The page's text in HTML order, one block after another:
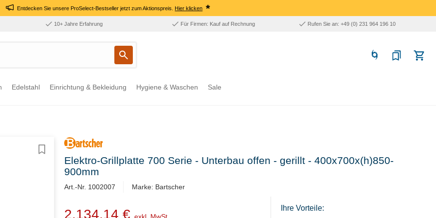
Entdecken Sie unsere ProSelect-Bestseller jetzt zum Aktionspreis.Hier klicken *
10+ Jahre Erfahrung Für Firmen: Kauf auf Rechnung Rufen Sie an: +49 (0) 231 964 196 10
Edelstahl Einrichtung & Bekleidung Hygiene & Waschen Sale
Elektro-Grillplatte 700 Serie - Unterbau offen - gerillt - 400x700x(h)850-
900mm
Art.-Nr. 1002007 Marke: Bartscher
2.134,14 € Ihre Vorteile: